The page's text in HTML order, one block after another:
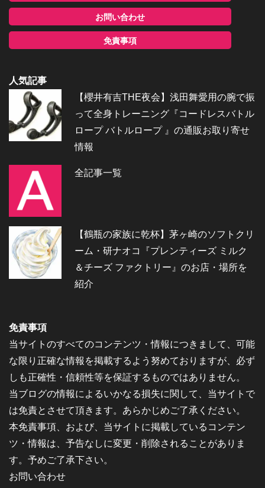
お問い合わせ
免責事項
人気記事
【櫻井有吉THE夜会】浅田舞愛用の腕で振
って全身トレーニング『コードレスバトル
ロープ バトルロープ 』の通販お取り寄せ
情報
全記事一覧
【鶴瓶の家族に乾杯】茅ヶ崎のソフトクリ
ーム・研ナオコ『プレンティーズ ミルク
＆チーズ ファクトリー』のお店・場所を
紹介
免責事項
当サイトのすべてのコンテンツ・情報につきまして、可能
な限り正確な情報を掲載するよう努めておりますが、必ず
しも正確性・信頼性等を保証するものではありません。
当ブログの情報によるいかなる損失に関して、当サイトで
は免責とさせて頂きます。あらかじめご了承ください。
本免責事項、および、当サイトに掲載しているコンテン
ツ・情報は、予告なしに変更・削除されることがありま
す。予めご了承下さい。
お問い合わせ